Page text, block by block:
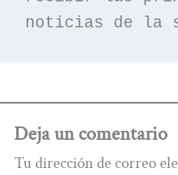
noticias de la
Deja un comentario
Tu dirección de correo